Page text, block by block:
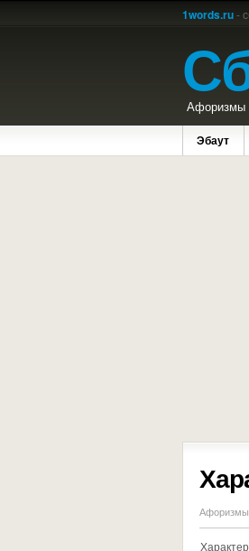
1words.ru-
Афоризмы
Эбаут